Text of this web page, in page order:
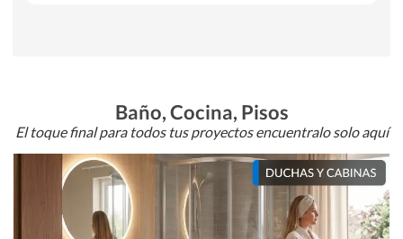
Baño, Cocina, Pisos
El toque final para todos tus proyectos encuentralo solo aquí